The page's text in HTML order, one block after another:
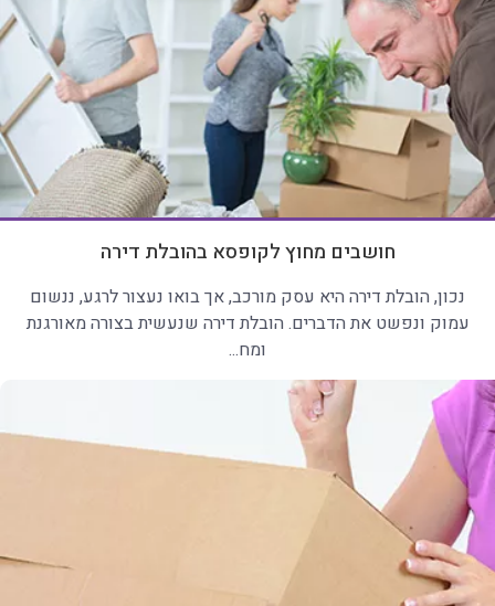
חושבים מחוץ לקופסא בהובלת דירה
נכון, הובלת דירה היא עסק מורכב, אך בואו נעצור לרגע, ננשום
עמוק ונפשט את הדברים. הובלת דירה שנעשית בצורה מאורגנת
ומח...